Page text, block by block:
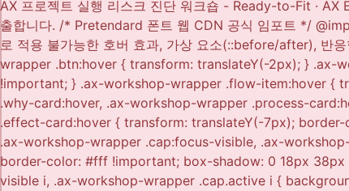
AX 프로젝트 실행 리스크 진단 워크숍 - Ready-to-Fit ·
출합니다. /* Pretendard 폰트 웹 CDN 공식 임포트 */
로 적용 불가능한 호버 효과, 가상 요소(::before/after),
wrapper .btn:hover { transform: translateY(-2px); } .ax-
!important; } .ax-workshop-wrapper .flow-item:hover {
.why-card:hover, .ax-workshop-wrapper .process-
.effect-card:hover { transform: translateY(-7px);
.ax-workshop-wrapper .cap:focus-visible, .ax-
border-color: #fff !important; box-shadow: 0 18px
visible i, .ax-workshop-wrapper .cap.active i {